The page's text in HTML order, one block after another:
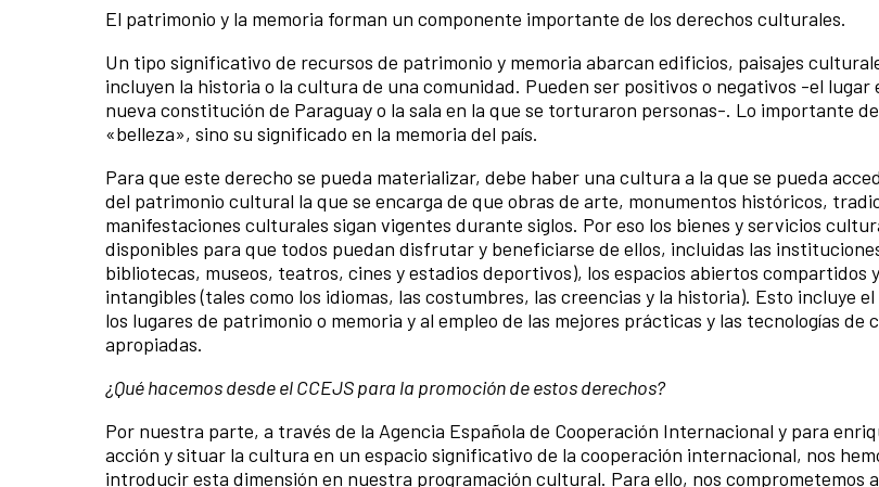
El patrimonio y la memoria forman un componente importante de los derechos culturales.
Un tipo significativo de recursos de patrimonio y memoria abarcan edificios, paisajes
incluyen la historia o la cultura de una comunidad. Pueden ser positivos o negativos -el lugar
nueva constitución de Paraguay o la sala en la que se torturaron personas-. Lo importante
«belleza», sino su significado en la memoria del país.
Para que este derecho se pueda materializar, debe haber una cultura a la que se pueda
del patrimonio cultural la que se encarga de que obras de arte, monumentos históricos,
manifestaciones culturales sigan vigentes durante siglos. Por eso los bienes y servicios
disponibles para que todos puedan disfrutar y beneficiarse de ellos, incluidas las
bibliotecas, museos, teatros, cines y estadios deportivos), los espacios abiertos compartidos
intangibles (tales como los idiomas, las costumbres, las creencias y la historia). Esto incluye
los lugares de patrimonio o memoria y al empleo de las mejores prácticas y las tecnologías de
apropiadas.
¿Qué hacemos desde el CCEJS para la promoción de estos derechos?
Por nuestra parte, a través de la Agencia Española de Cooperación Internacional y para
acción y situar la cultura en un espacio significativo de la cooperación internacional, nos
introducir esta dimensión en nuestra programación cultural. Para ello, nos comprometemos